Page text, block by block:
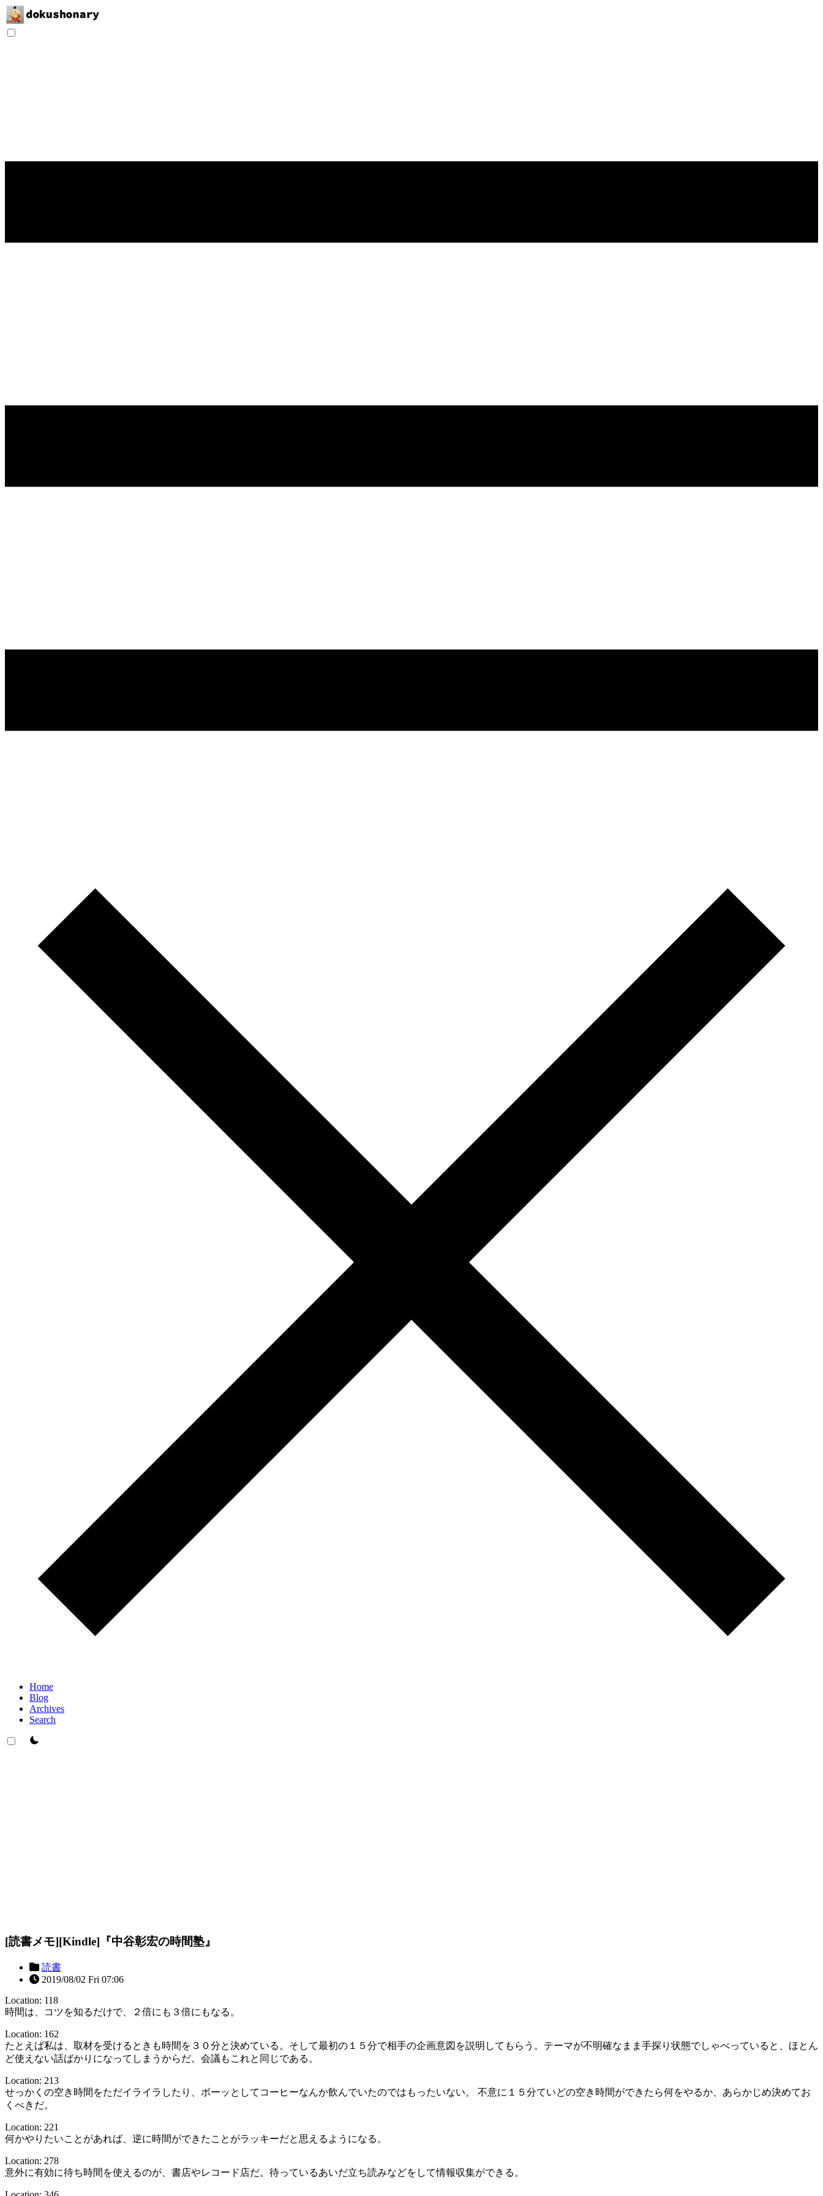
Home
Blog
Archives
Search
theme switcher
[読書メモ][Kindle]『中谷彰宏の時間塾』
読書
2019/08/02 Fri 07:06
Location: 118
時間は、コツを知るだけで、２倍にも３倍にもなる。
Location: 162
たとえば私は、取材を受けるときも時間を３０分と決めている。そして最初の１５分で相手の企画意図を説明してもらう。テーマが不明確なまま手探り状態でしゃべっていると、ほとん
ど使えない話ばかりになってしまうからだ。会議もこれと同じである。
Location: 213
せっかくの空き時間をただイライラしたり、ボーッとしてコーヒーなんか飲んでいたのではもったいない。 不意に１５分ていどの空き時間ができたら何をやるか、あらかじめ決めてお
くべきだ。
Location: 221
何かやりたいことがあれば、逆に時間ができたことがラッキーだと思えるようになる。
Location: 278
意外に有効に待ち時間を使えるのが、書店やレコード店だ。待っているあいだ立ち読みなどをして情報収集ができる。